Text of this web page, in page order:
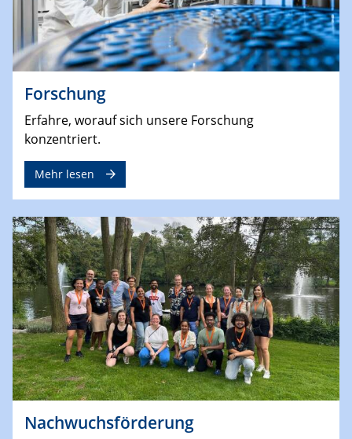
Forschung
Erfahre, worauf sich unsere Forschung
konzentriert.
Mehr lesen
Nachwuchsförderung